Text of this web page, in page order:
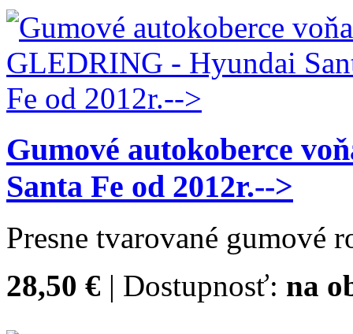
Gumové autokoberce
Santa Fe od 2012r.-->
Presne tvarované gumové
28,50 € | Dostupnosť: na